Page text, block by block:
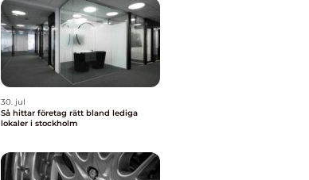
30. jul
Så hittar företag rätt bland lediga
lokaler i stockholm